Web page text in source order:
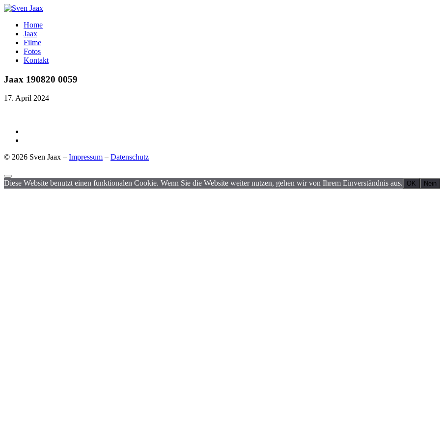
Home
Jaax
Filme
Fotos
Kontakt
Jaax 190820 0059
17. April 2024
© 2026 Sven Jaax – Impressum – Datenschutz
Diese Website benutzt einen funktionalen Cookie. Wenn Sie die Website weiter nutzen, gehen wir von Ihrem Einverständnis aus. OK Nein